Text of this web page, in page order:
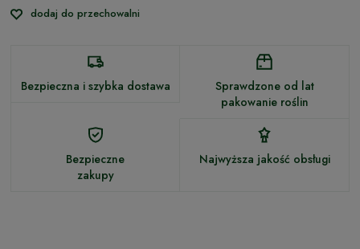
dodaj do przechowalni
Bezpieczna i szybka dostawa
Sprawdzone od lat
pakowanie roślin
Bezpieczne
zakupy
Najwyższa jakość obsługi